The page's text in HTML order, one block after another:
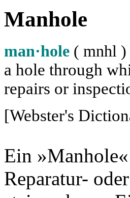
Manhole
man·hole ( mnhl )
a hole through
repairs or
[Webster's
Ein
Reparatur-